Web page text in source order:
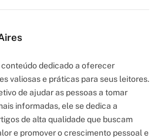
conteúdo dedicado a oferecer
valiosas e práticas para seus leitores.
de ajudar as pessoas a tomar
informadas, ele se dedica a
de alta qualidade que buscam
e promover o crescimento pessoal e